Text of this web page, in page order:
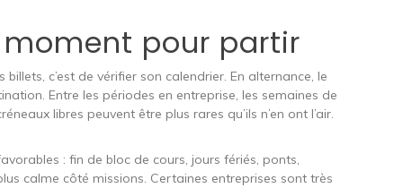
pour partir
c’est de vérifier son calendrier. En alternance, le
Entre les périodes en entreprise, les semaines de
libres peuvent être plus rares qu’ils n’en ont l’air.
: fin de bloc de cours, jours fériés, ponts,
calme côté missions. Certaines entreprises sont très